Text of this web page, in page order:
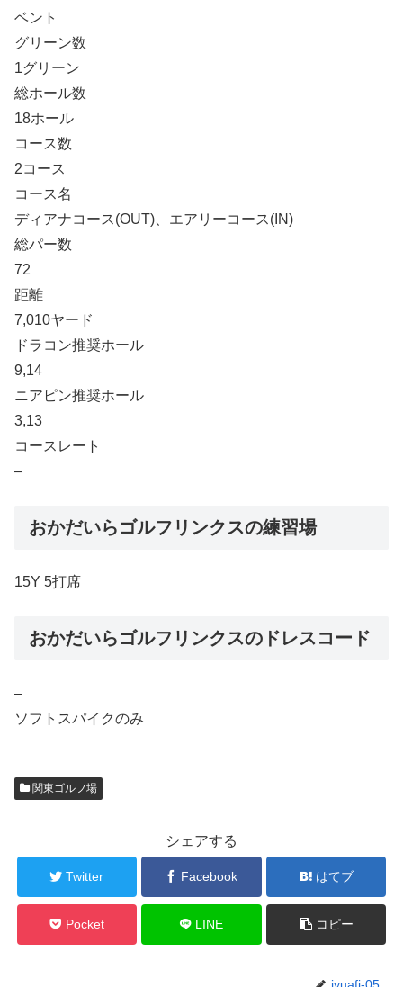
ベント
グリーン数
1グリーン
総ホール数
18ホール
コース数
2コース
コース名
ディアナコース(OUT)、エアリーコース(IN)
総パー数
72
距離
7,010ヤード
ドラコン推奨ホール
9,14
ニアピン推奨ホール
3,13
コースレート
–
おかだいらゴルフリンクスの練習場
15Y 5打席
おかだいらゴルフリンクスのドレスコード
–
ソフトスパイクのみ
関東ゴルフ場
シェアする
Twitter Facebook はてブ
Pocket LINE コピー
jyuafi-05